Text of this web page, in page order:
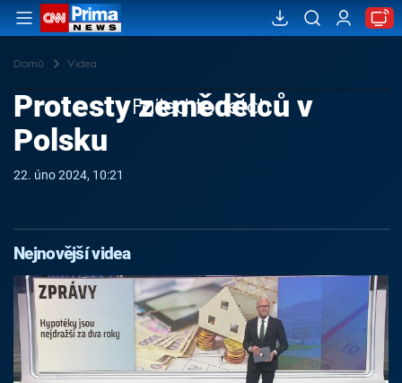
Domů Videa
Failed to fetch
Protesty zemědělců v
Polsku
22. úno 2024, 10:21
Nejnovější videa